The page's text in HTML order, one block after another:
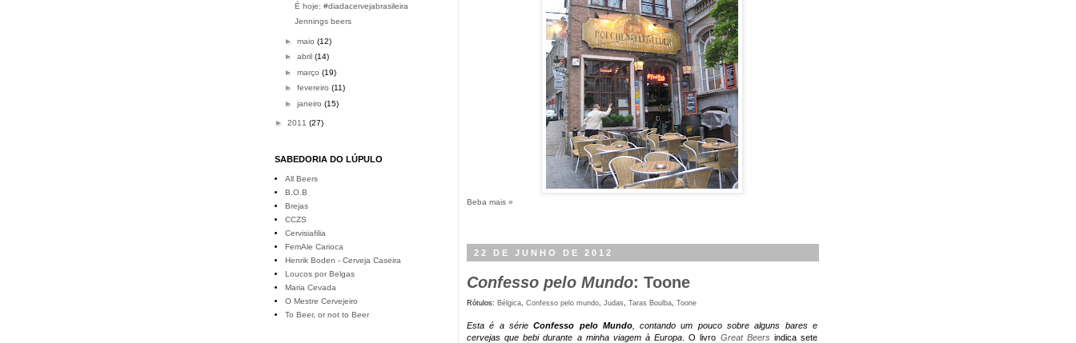
Beba mais »
22 DE JUNHO DE 2012
Confesso pelo Mundo: Toone
Rótulos: Bélgica, Confesso pelo mundo, Judas, Taras Boulba, Toone
Esta é a sérieConfesso pelo Mundo, contando um pouco sobre alguns bares e
cervejas que bebi durante a minha viagem à Europa . O livro Great Beers indica sete
É hoje: #diadacervejabrasileira
Jennings beers
► maio (12)
► abril (14)
► março (19)
► fevereiro (11)
► janeiro (15)
► 2011 (27)
SABEDORIA DO LÚPULO
All Beers
B.O.B
Brejas
CCZS
Cervisiafilia
FemAle Carioca
Henrik Boden - Cerveja Caseira
Loucos por Belgas
Maria Cevada
O Mestre Cervejeiro
To Beer, or not to Beer